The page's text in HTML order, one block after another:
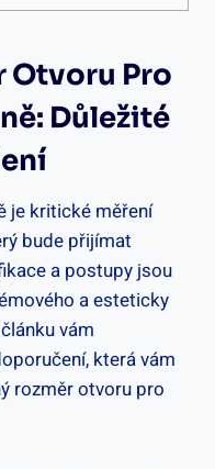
Otvoru Pro
Důležité
je kritické měření
bude přijímat
a postupy jsou
a esteticky
vám
která vám
rozměr otvoru pro